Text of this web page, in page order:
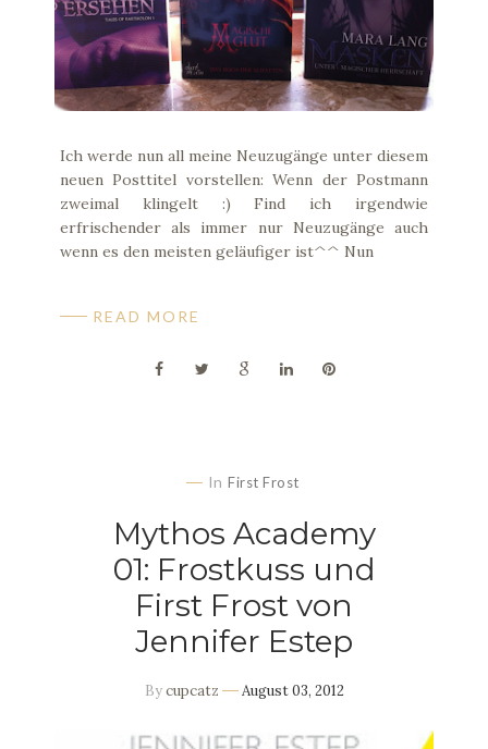
Ich werde nun all meine Neuzugänge unter diesem
neuen Posttitel vorstellen: Wenn der Postmann
zweimal klingelt :) Find ich irgendwie
erfrischender als immer nur Neuzugänge auch
wenn es den meisten geläufiger ist^^ Nun
READ MORE
In First Frost
Mythos Academy
01: Frostkuss und
First Frost von
Jennifer Estep
Bycupcatz August 03, 2012